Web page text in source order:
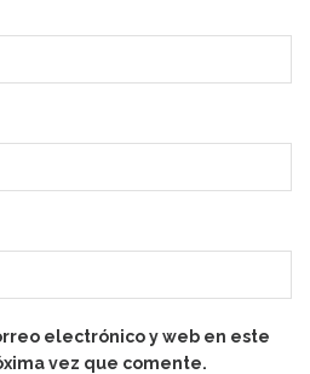
electrónico y web en este
vez que comente.